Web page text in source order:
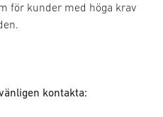
för kunder med höga krav
kontakta: